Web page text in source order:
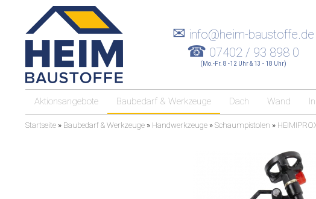
✉ info@heim-baustoffe.de
☎ 07402 / 93 898 0
(Mo.-Fr. 8 -12 Uhr & 13 - 18 Uhr)
Aktionsangebote Baubedarf & Werkzeuge Dach Wand
Startseite » Baubedarf & Werkzeuge » Handwerkzeuge » Schaumpistolen »